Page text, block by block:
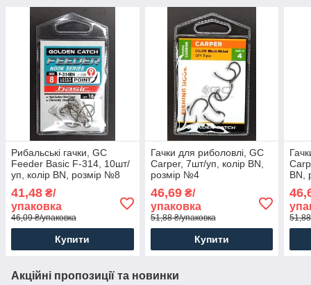
Рибальські гачки, GC
Feeder Basic F-314, 10шт/
уп, колір BN, розмір №8
41,48 ₴/
упаковка
46,09 ₴/упаковка
Купити
Гачки для риболовлі, GC
Carper, 7шт/уп, колір BN,
розмір №4
46,69₴/
упаковка
51,88 ₴/упаковка
Купити
BN,
Акційні пропозиції та новинки